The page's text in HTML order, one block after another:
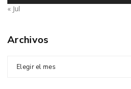
« Jul
Archivos
Elegir el mes